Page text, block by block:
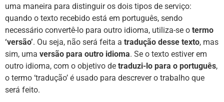
uma maneira para distinguir os dois tipos de serviço:
quando o texto recebido está em português, sendo
necessário convertê-lo para outro idioma, utiliza-se o termo
‘versão’. Ou seja, não será feita a tradução desse texto, mas
sim, uma versão para outro idioma. Se o texto estiver em
outro idioma, com o objetivo de traduzi-lo para o português,
o termo ‘tradução’ é usado para descrever o trabalho que
será feito.